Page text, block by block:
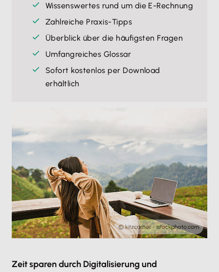
Wissenswertes rund um die E-Rechnung
Zahlreiche Praxis-Tipps
Überblick über die häufigsten Fragen
Umfangreiches Glossar
Sofort kostenlos per Download
erhältlich
© kitzcorner - istockphoto.com
Zeit sparen durch Digitalisierung und